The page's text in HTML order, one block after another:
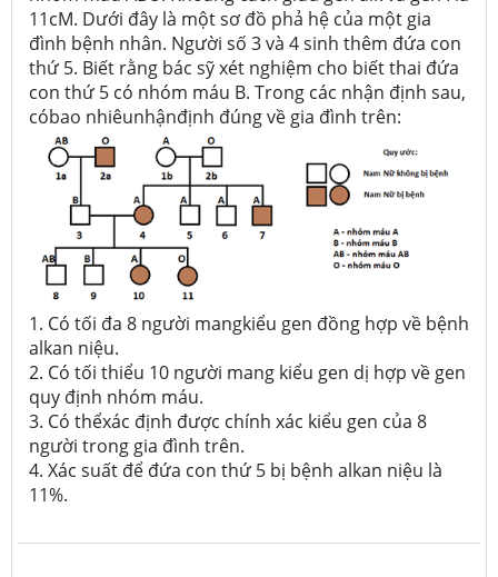
11cM. Dưới đây là một sơ đồ phả hệ của một gia
đình bệnh nhân. Người số 3 và 4 sinh thêm đứa con
thứ 5. Biết rằng bác sỹ xét nghiệm cho biết thai đứa
con thứ 5 có nhóm máu B. Trong các nhận định sau,
cóbao nhiêunhậnđịnh đúng về gia đình trên:
1. Có tối đa 8 người mangkiểu gen đồng hợp về bệnh
alkan niệu.
2. Có tối thiểu 10 người mang kiểu gen dị hợp về gen
quy định nhóm máu.
3. Có thểxác định được chính xác kiểu gen của 8
người trong gia đình trên.
4. Xác suất để đứa con thứ 5 bị bệnh alkan niệu là
11%.